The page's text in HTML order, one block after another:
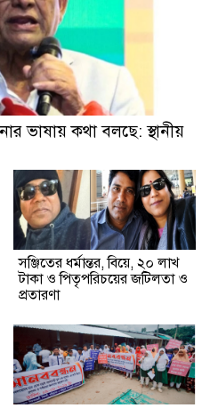
ভাষায় কথা বলছে: স্থানীয়
সঞ্জিতের ধর্মান্তর, বিয়ে, ২০ লাখ
টাকা ও পিতৃপরিচয়ের জটিলতা ও
প্রতারণা